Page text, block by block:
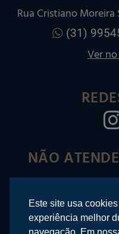
Rua Cristiano Moreira
(31)
Ver
NÃO
©2025 Rafael
Este site usa
experiência melhor